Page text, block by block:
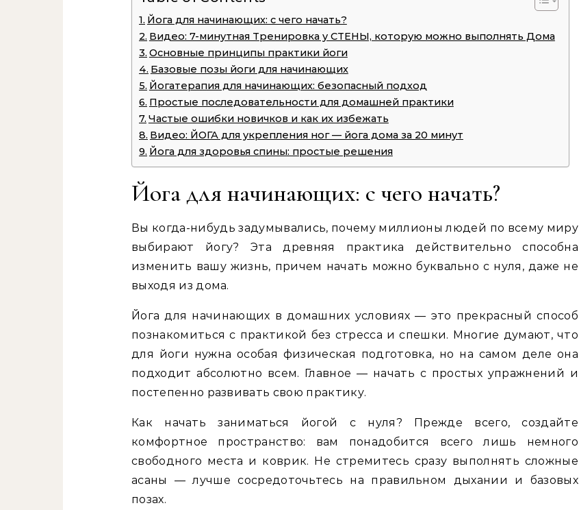
Йога для начинающих: с чего начать?
Видео: 7-минутная Тренировка у СТЕНЫ, которую можно выполнять Дома
Основные принципы практики йоги
Базовые позы йоги для начинающих
Йогатерапия для начинающих: безопасный подход
Простые последовательности для домашней практики
Частые ошибки новичков и как их избежать
Видео: ЙОГА для укрепления ног — йога дома за 20 минут
Йога для здоровья спины: простые решения
Йога для начинающих: с чего начать?
Вы когда-нибудь задумывались, почему миллионы людей по всему миру
выбирают йогу? Эта древняя практика действительно способна
изменить вашу жизнь, причем начать можно буквально с нуля, даже не
выходя из дома.
Йога для начинающих в домашних условиях — это прекрасный способ
познакомиться с практикой без стресса и спешки. Многие думают, что
для йоги нужна особая физическая подготовка, но на самом деле она
подходит абсолютно всем. Главное — начать с простых упражнений и
постепенно развивать свою практику.
Как начать заниматься йогой с нуля? Прежде всего, создайте
комфортное пространство: вам понадобится всего лишь немного
свободного места и коврик. Не стремитесь сразу выполнять сложные
асаны — лучше сосредоточьтесь на правильном дыхании и базовых
позах.